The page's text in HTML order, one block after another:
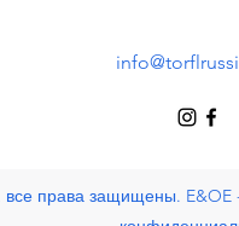
права защищены. E&OE